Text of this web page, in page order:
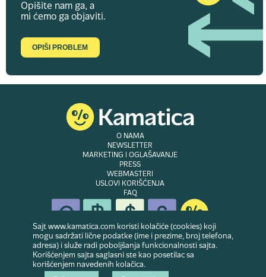
Opišite nam ga, a
mi ćemo ga objaviti.
OPIŠI PROBLEM
O NAMA
NEWSLETTER
MARKETING I OGLAŠAVANJE
PRESS
WEBMASTERI
USLOVI KORIŠĆENJA
FAQ
© Copyright 2007-2026. Website developed & owned byDubes doo
zadržana
Sajt www.kamatica.com koristi kolačiće (cookies) koji
mogu sadržati lične podatke (ime i prezime, broj telefona,
adresa) i služe radi poboljšanja funkcionalnosti sajta.
Korišćenjem sajta saglasni ste kao posetilac sa
korišćenjem navedenih kolačica.